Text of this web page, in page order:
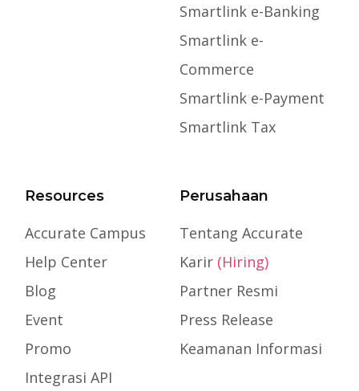
Smartlink e-Banking
Smartlink e-
Commerce
Smartlink e-Payment
Smartlink Tax
Resources
Accurate Campus
Help Center
Blog
Event
Promo
Integrasi API
Perusahaan
Tentang Accurate
Karir (Hiring)
Partner Resmi
Press Release
Keamanan Informasi